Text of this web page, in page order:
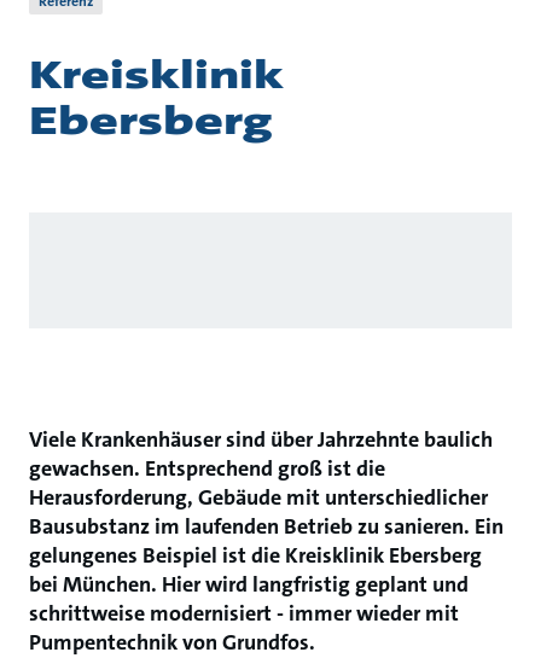
Kreisklinik
Ebersberg
Viele Krankenhäuser sind über Jahrzehnte baulich
gewachsen. Entsprechend groß ist die
Herausforderung, Gebäude mit unterschiedlicher
Bausubstanz im laufenden Betrieb zu sanieren. Ein
gelungenes Beispiel ist die Kreisklinik Ebersberg
bei München. Hier wird langfristig geplant und
schrittweise modernisiert - immer wieder mit
Pumpentechnik von Grundfos.